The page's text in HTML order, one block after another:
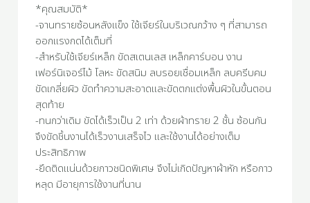
*คุณสมบัติ*
-จานทรายซ้อนหลังแข็ง ใช้เจียร์ในบริเวณกว้าง ๆ ที่สามารถ
ออกแรงกดได้เต็มที่
-สำหรับใช้เจียร์เหล็ก ขัดสเตนเลส เหล็กคาร์บอน งาน
เฟอร์นิเจอร์ไม้ โลหะ ขัดสนิม ลบรอยเชื่อมเหล็ก ลบครีบคม
ขัดเกลี่ยผิว ขัดทำความสะอาดและขัดตกแต่งพื้นผิวในขั้นตอน
สุดท้าย
-ทนกว่าเดิม ขัดได้เร็วเป็น 2 เท่า ด้วยผ้าทราย 2 ชั้น ซ้อนกัน
จึงขัดชิ้นงานได้เร็วงานเสร็จไว และใช้งานได้อย่างเต็ม
ประสิทธิภาพ
-ยึดติดแน่นด้วยกาวชนิดพิเศษ จึงไม่เกิดปัญหาผ้าหัก หรือกาว
หลุด มีอายุการใช้งานที่นาน